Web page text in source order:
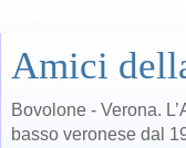
Amici
Bovolone - Verona.
basso veronese dal